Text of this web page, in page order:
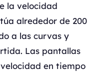
la velocidad
alrededor de 200
a las curvas y
Las pantallas
en tiempo